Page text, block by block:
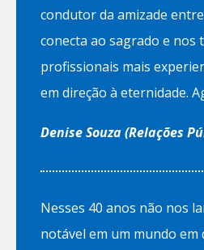
condutor da amizade
conecta ao sagrado e nos
profissionais mais
em direção à eternidade.
Denise Souza (Relações
Nesses 40 anos não nos
notável em um mundo em